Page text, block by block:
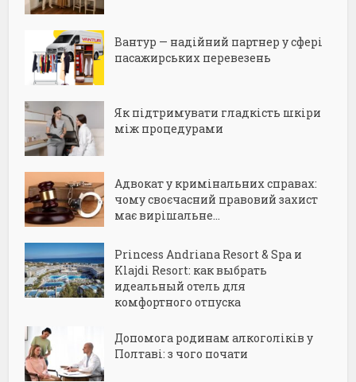
Вантур — надійний партнер у сфері
пасажирських перевезень
Як підтримувати гладкість шкіри
між процедурами
Адвокат у кримінальних справах:
чому своєчасний правовий захист
має вирішальне...
Princess Andriana Resort & Spa и
Klajdi Resort: как выбрать
идеальный отель для
комфортного отпуска
Допомога родинам алкоголіків у
Полтаві: з чого почати